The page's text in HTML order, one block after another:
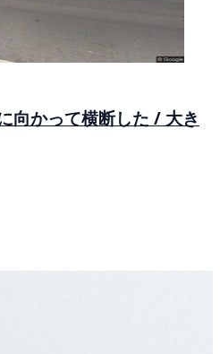
向かって横断した / 大き